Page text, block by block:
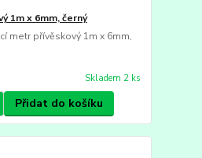
1m x 6mm, černý
metr přívěskový 1m x 6mm,
Skladem 2 ks
Přidat do košíku